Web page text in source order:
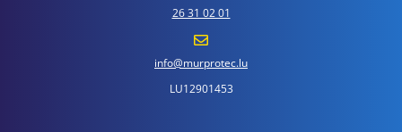
26 31 02 01
info@murprotec.lu
LU12901453